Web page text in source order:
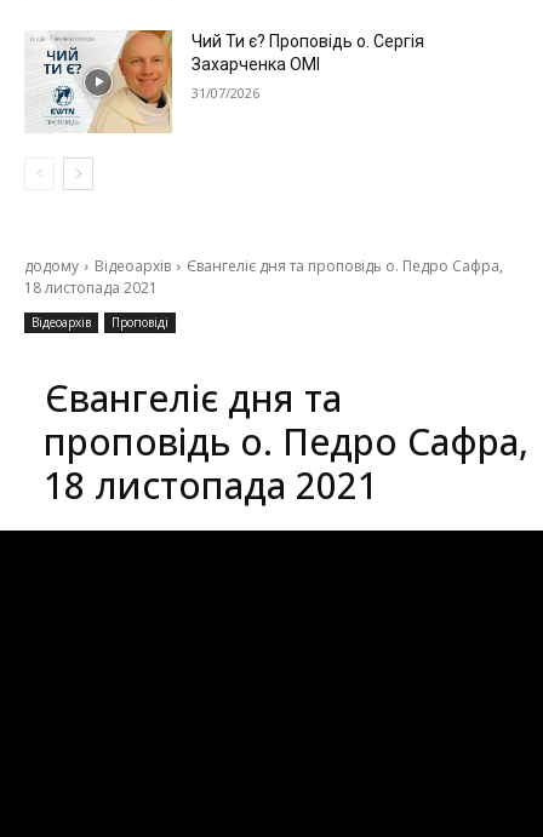
Чий Ти є? Проповідь о. Сергія
Захарченка ОМІ
31/07/2026